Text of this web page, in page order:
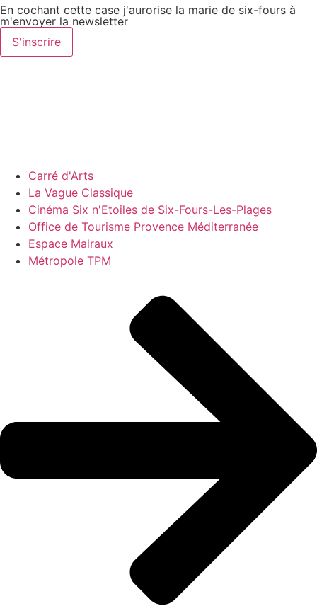
En cochant cette case j'aurorise la marie de six-fours à
m'envoyer la newsletter
S'inscrire
Carré d'Arts
La Vague Classique
Cinéma Six n'Etoiles de Six-Fours-Les-Plages
Office de Tourisme Provence Méditerranée
Espace Malraux
Métropole TPM